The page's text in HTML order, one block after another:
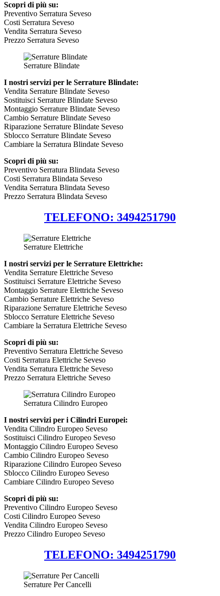
Scopri di più su:
Preventivo Serratura Seveso
Costi Serratura Seveso
Vendita Serratura Seveso
Prezzo Serratura Seveso
Serrature Blindate
I nostri servizi per le Serrature Blindate:
Vendita Serrature Blindate Seveso
Sostituisci Serrature Blindate Seveso
Montaggio Serrature Blindate Seveso
Cambio Serrature Blindate Seveso
Riparazione Serrature Blindate Seveso
Sblocco Serrature Blindate Seveso
Cambiare la Serratura Blindate Seveso
Scopri di più su:
Preventivo Serratura Blindata Seveso
Costi Serratura Blindata Seveso
Vendita Serratura Blindata Seveso
Prezzo Serratura Blindata Seveso
TELEFONO: 3494251790
Serrature Elettriche
I nostri servizi per le Serrature Elettriche:
Vendita Serrature Elettriche Seveso
Sostituisci Serrature Elettriche Seveso
Montaggio Serrature Elettriche Seveso
Cambio Serrature Elettriche Seveso
Riparazione Serrature Elettriche Seveso
Sblocco Serrature Elettriche Seveso
Cambiare la Serratura Elettriche Seveso
Scopri di più su:
Preventivo Serratura Elettriche Seveso
Costi Serratura Elettriche Seveso
Vendita Serratura Elettriche Seveso
Prezzo Serratura Elettriche Seveso
Serratura Cilindro Europeo
I nostri servizi per i Cilindri Europei:
Vendita Cilindro Europeo Seveso
Sostituisci Cilindro Europeo Seveso
Montaggio Cilindro Europeo Seveso
Cambio Cilindro Europeo Seveso
Riparazione Cilindro Europeo Seveso
Sblocco Cilindro Europeo Seveso
Cambiare Cilindro Europeo Seveso
Scopri di più su:
Preventivo Cilindro Europeo Seveso
Costi Cilindro Europeo Seveso
Vendita Cilindro Europeo Seveso
Prezzo Cilindro Europeo Seveso
TELEFONO: 3494251790
Serrature Per Cancelli